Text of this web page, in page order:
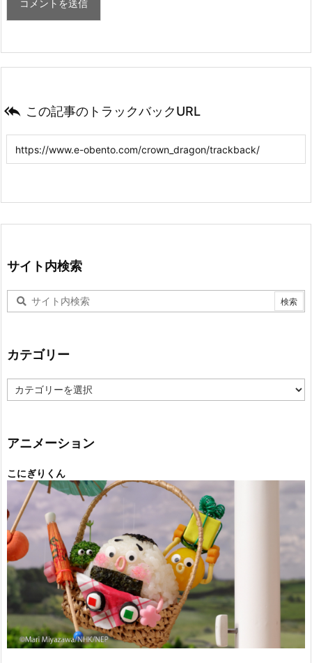
 この記事のトラックバックURL
サイト内検索
カテゴリー
テ
ー
アニメーション
こにぎりくん